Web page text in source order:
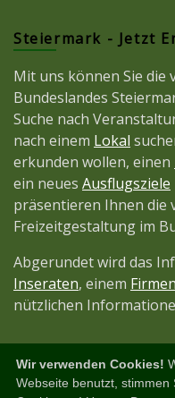
Steiermark - Jetzt
Mit uns können Sie die
Bundeslandes
Suche nach
nach einem Lokal
erkunden wollen, einen
ein neues Ausflugsziele
präsentieren Ihnen die
Freizeitgestaltung im
Abgerundet wird das
Inseraten, einem
nützlichen
Diese Seite ist ein Projekt der
Wir verwenden Cookies!
Webseite benutzt, stimmen